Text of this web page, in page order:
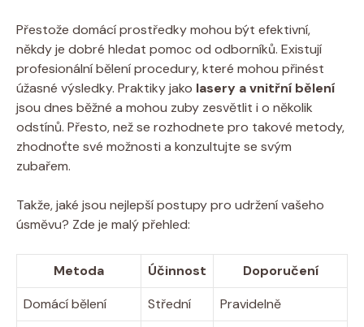
Přestože domácí prostředky mohou být efektivní,
někdy je dobré hledat pomoc od odborníků. Existují
profesionální bělení procedury, které mohou přinést
úžasné výsledky. Praktiky jako lasery a vnitřní bělení
jsou dnes běžné a mohou zuby zesvětlit i o několik
odstínů. Přesto, než se rozhodnete pro takové metody,
zhodnoťte své možnosti a konzultujte se svým
zubařem.
Takže, jaké jsou nejlepší postupy pro udržení vašeho
úsměvu? Zde je malý přehled:
Metoda Účinnost
Doporučení
Domácí bělení
Střední
Pravidelně